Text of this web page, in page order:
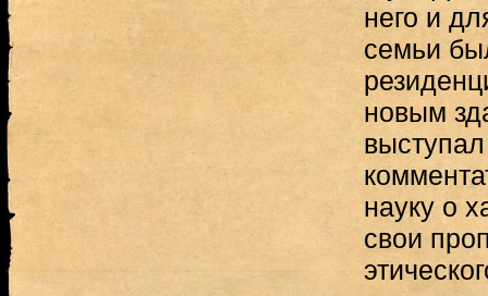
него и
семьи
новым
науку о
свои